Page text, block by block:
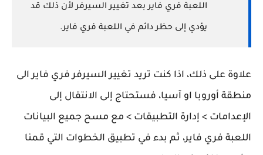
اللعبة فري فاير بعد تغيير السيرفر لأن ذلك قد
يؤدي إلى حظر دائم في اللعبة فري فاير.
علاوة على ذلك، اذا كنت تريد تغيير السيرفر فري فاير الى
منطقة أوروبا او آسيا، فستحتاج إلى الانتقال إلى
الإعدامات > إدارة التطبيقات > مع مسح جميع البيانات
اللعبة فري فاير، ثم بدء في تطبيق الخطوات التي قمنا